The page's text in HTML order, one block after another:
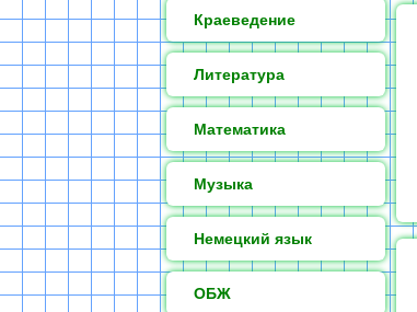
Краеведение
Литература
Математика
Музыка
Немецкий язык
ОБЖ